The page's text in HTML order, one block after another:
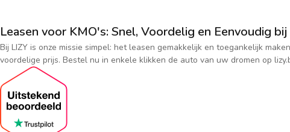
Leasen voor KMO's: Snel, Voordelig en Eenvoudig bij
Bij LIZY is onze missie simpel: het leasen gemakkelijk en toegankelijk
voordelige prijs. Bestel nu in enkele klikken de auto van uw dromen op